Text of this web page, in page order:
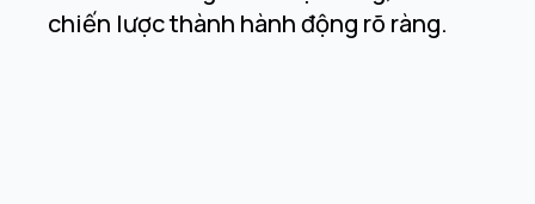
chiến lược thành hành động rõ ràng.